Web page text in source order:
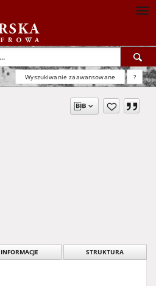
Wyszukiwanie zaawansowane ?
INFORMACJE STRUKTURA